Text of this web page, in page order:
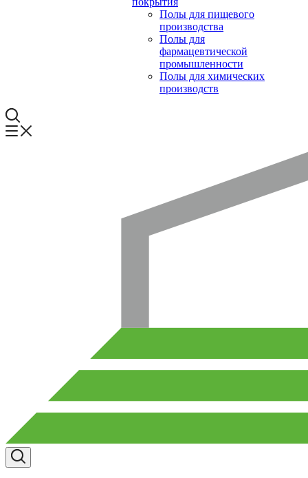
Полы для пищевого
производства
Полы для
фармацевтической
промышленности
Полы для химических
производств